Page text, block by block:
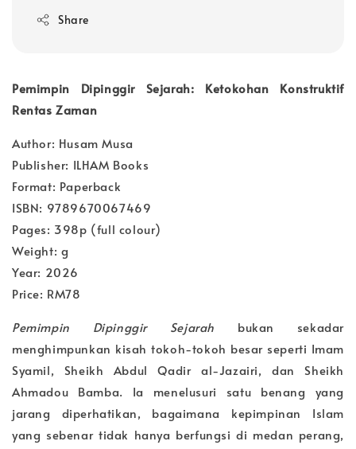
Share
Pemimpin Dipinggir Sejarah: Ketokohan Konstruktif
Rentas Zaman
Author: Husam Musa
Publisher: ILHAM Books
Format: Paperback
ISBN: 9789670067469
Pages: 398p (full colour)
Weight: g
Year: 2026
Price: RM78
Pemimpin Dipinggir Sejarah bukan sekadar
menghimpunkan kisah tokoh-tokoh besar seperti Imam
Syamil, Sheikh Abdul Qadir al-Jazairi, dan Sheikh
Ahmadou Bamba. Ia menelusuri satu benang yang
jarang diperhatikan, bagaimana kepimpinan Islam
yang sebenar tidak hanya berfungsi di medan perang,